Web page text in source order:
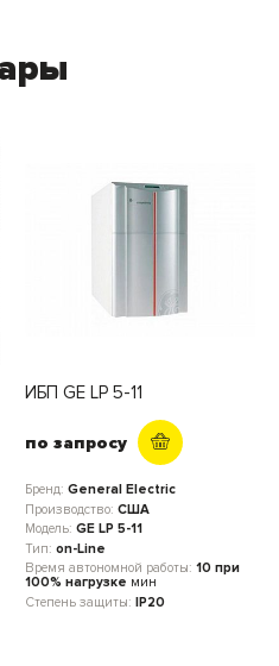
ИБП GE LP 5-11
по запросу
Бренд: General Electric
Производство: США
Модель: GE LP 5-11
Тип: on-Line
Время автономной работы: 10 при
100% нагрузке мин
Степень защиты: IP20